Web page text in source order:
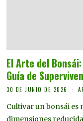
El Arte del
Guía de
30 DE JUNIO DE 2026
Cultivar un bonsái es
dimensiones